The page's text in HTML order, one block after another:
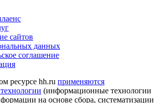
сайтов
данных
соглашение
ресурсе hh.ru применяются
(информационные технологии
на основе сбора, систематизации